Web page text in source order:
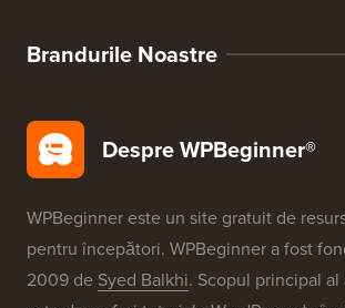
SEO pentru WordPress
Configurare gratuită blog
Brandurile Noastre